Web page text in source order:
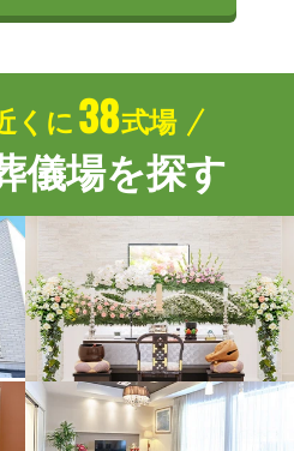
くに 38式場
儀場を探す